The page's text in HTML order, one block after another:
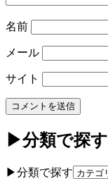
名前
メール
サイト
▶分類で探す
▶分類で探す